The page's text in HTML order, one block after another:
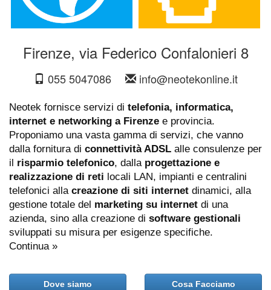
Firenze, via Federico Confalonieri 8
055 5047086 info@neotekonline.it
Neotek fornisce servizi di telefonia, informatica,
internet e networking a Firenze e provincia.
Proponiamo una vasta gamma di servizi, che vanno
dalla fornitura di connettività ADSL alle consulenze per
il risparmio telefonico, dalla progettazione e
realizzazione di reti locali LAN, impianti e centralini
telefonici alla creazione di siti internet dinamici, alla
gestione totale del marketing su internet di una
azienda, sino alla creazione di software gestionali
sviluppati su misura per esigenze specifiche.
Continua »
Dove siamo Cosa Facciamo